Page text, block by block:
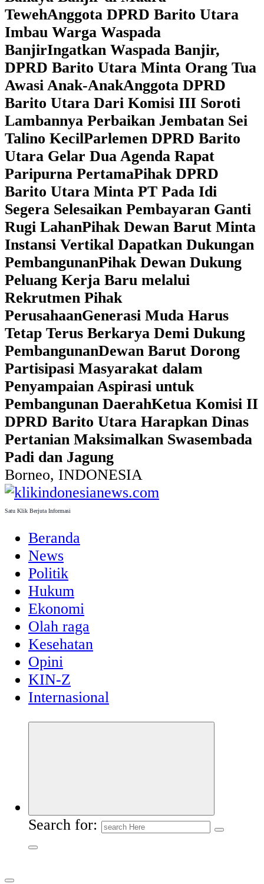
TewehAnggota DPRD Barito Utara
Imbau Warga Waspada
BanjirIngatkan Waspada Banjir,
DPRD Barito Utara Minta Orang Tua
Awasi Anak-AnakAnggota DPRD
Barito Utara Dari Komisi III Soroti
Lambannya Perbaikan Jembatan Sei
Talino KecilParlemen DPRD Barito
Utara Gelar Dua Agenda Rapat
Paripurna PertamaPihak DPRD
Barito Utara Minta PT Pada Idi
Segera Selesaikan Pembayaran Ganti
Rugi LahanPihak Dewan Barut Minta
Instansi Vertikal Dapatkan Dukungan
PembangunanPihak Dewan Dukung
Peluang Kerja Baru melalui
Rekrutmen Pihak
PerusahaanGenerasi Muda Harus
Tetap Terus Berkarya Demi Dukung
PembangunanDewan Barut Dorong
Partisipasi Masyarakat dalam
Penyampaian Aspirasi untuk
Pembangunan DaerahKetua Komisi II
DPRD Barito Utara Harapkan Dinas
Pertanian Maksimalkan Swasembada
Padi dan Jagung
Borneo, INDONESIA
Satu Klik Berjuta Informasi
Beranda
News
Politik
Hukum
Ekonomi
Olah raga
Kesehatan
Opini
KIN-Z
Internasional
Search for: